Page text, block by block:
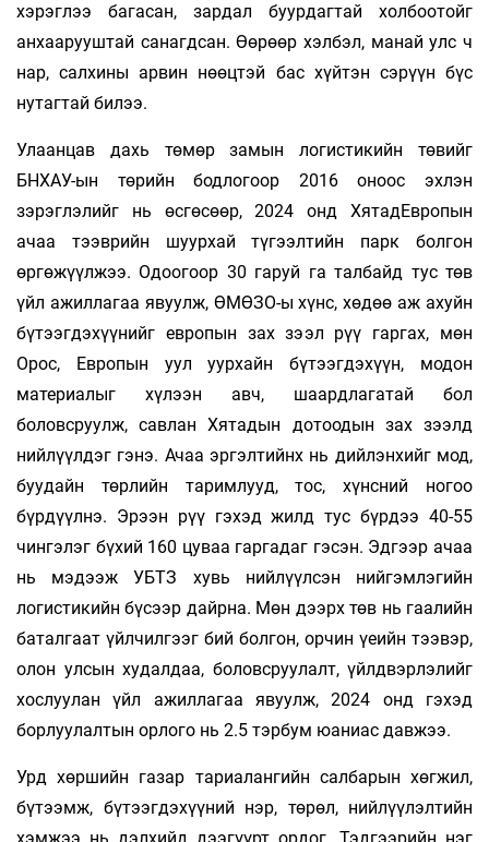
хэрэглээ багасан, зардал буурдагтай холбоотойг
анхаарууштай санагдсан. Өөрөөр хэлбэл, манай улс ч
нар, салхины арвин нөөцтэй бас хүйтэн сэрүүн бүс
нутагтай билээ.
Улаанцав дахь төмөр замын логистикийн төвийг
БНХАУ-ын төрийн бодлогоор 2016 оноос эхлэн
зэрэглэлийг нь өсгөсөөр, 2024 онд ХятадЕвропын
ачаа тээврийн шуурхай түгээлтийн парк болгон
өргөжүүлжээ. Одоогоор 30 гаруй га талбайд тус төв
үйл ажиллагаа явуулж, ӨМӨЗО-ы хүнс, хөдөө аж ахуйн
бүтээгдэхүүнийг европын зах зээл рүү гаргах, мөн
Орос, Европын уул уурхайн бүтээгдэхүүн, модон
материалыг хүлээн авч, шаардлагатай бол
боловсруулж, савлан Хятадын дотоодын зах зээлд
нийлүүлдэг гэнэ. Ачаа эргэлтийнх нь дийлэнхийг мод,
буудайн төрлийн таримлууд, тос, хүнсний ногоо
бүрдүүлнэ. Эрээн рүү гэхэд жилд тус бүрдээ 40-55
чингэлэг бүхий 160 цуваа гаргадаг гэсэн. Эдгээр ачаа
нь мэдээж УБТЗ хувь нийлүүлсэн нийгэмлэгийн
логистикийн бүсээр дайрна. Мөн дээрх төв нь гаалийн
баталгаат үйлчилгээг бий болгон, орчин үеийн тээвэр,
олон улсын худалдаа, боловсруулалт, үйлдвэрлэлийг
хослуулан үйл ажиллагаа явуулж, 2024 онд гэхэд
борлуулалтын орлого нь 2.5 тэрбум юаниас давжээ.
Урд хөршийн газар тариалангийн салбарын хөгжил,
бүтээмж, бүтээгдэхүүний нэр, төрөл, нийлүүлэлтийн